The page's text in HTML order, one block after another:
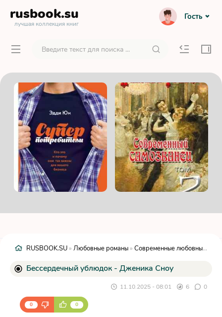
rusbook.su
лучшая коллекция книг
Гость
RUSBOOK.SU » Любовные романы » Современные любовные романы
Бессердечный ублюдок - Дженика Сноу
11.10.2025 - 08:01 6 0
0 0